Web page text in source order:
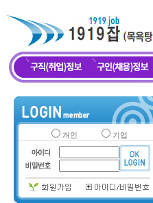
개인 기업